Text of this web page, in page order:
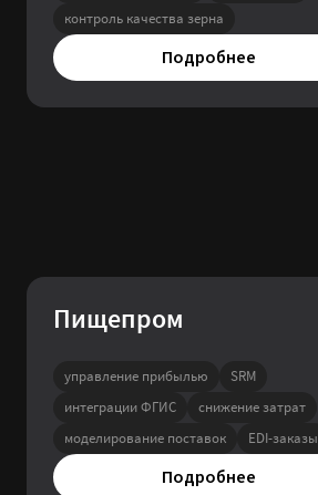
контроль качества зерна
Подробнее
Пищепром
управление прибылью
SRM
интеграции ФГИС
снижение затрат
моделирование поставок
EDI-заказы
Подробнее